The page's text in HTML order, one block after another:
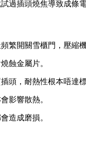
過插頭燒焦導致成條
繁開關雪櫃門，壓縮
蝕金屬片。
頭，耐熱性根本唔達標
影響散熱。
造成磨損。